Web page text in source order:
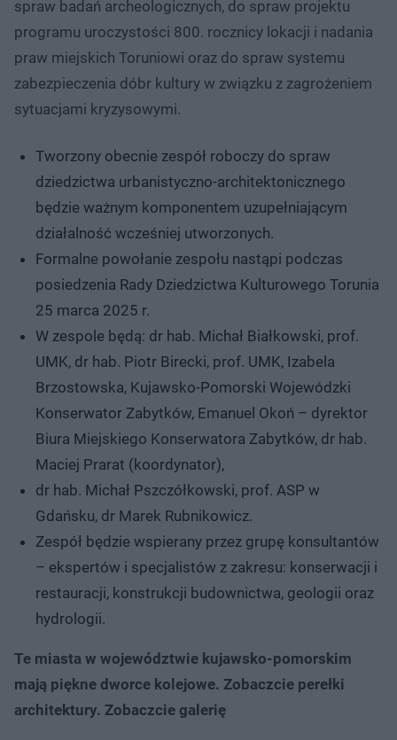
spraw badań archeologicznych, do spraw projektu
programu uroczystości 800. rocznicy lokacji i nadania
praw miejskich Toruniowi oraz do spraw systemu
zabezpieczenia dóbr kultury w związku z zagrożeniem
sytuacjami kryzysowymi.
Tworzony obecnie zespół roboczy do spraw
dziedzictwa urbanistyczno-architektonicznego
będzie ważnym komponentem uzupełniającym
działalność wcześniej utworzonych.
Formalne powołanie zespołu nastąpi podczas
posiedzenia Rady Dziedzictwa Kulturowego Torunia
25 marca 2025 r.
W zespole będą: dr hab. Michał Białkowski, prof.
UMK, dr hab. Piotr Birecki, prof. UMK, Izabela
Brzostowska, Kujawsko-Pomorski Wojewódzki
Konserwator Zabytków, Emanuel Okoń – dyrektor
Biura Miejskiego Konserwatora Zabytków, dr hab.
Maciej Prarat (koordynator),
dr hab. Michał Pszczółkowski, prof. ASP w
Gdańsku, dr Marek Rubnikowicz.
Zespół będzie wspierany przez grupę konsultantów
– ekspertów i specjalistów z zakresu: konserwacji i
restauracji, konstrukcji budownictwa, geologii oraz
hydrologii.
Te miasta w województwie kujawsko-pomorskim
mają piękne dworce kolejowe. Zobaczcie perełki
architektury. Zobaczcie galerię